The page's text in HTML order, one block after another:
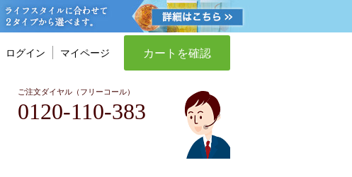
ログイン マイページ カートを確認
ご注文ダイヤル（フリーコール）
0120-110-383